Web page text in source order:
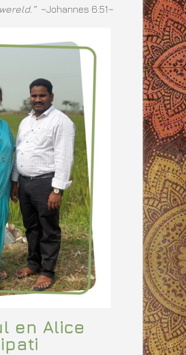
~Johannes 6:51~
en Alice